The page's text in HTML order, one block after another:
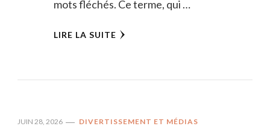
mots fléchés. Ce terme, qui …
LIRE LA SUITE
JUIN 28, 2026 DIVERTISSEMENT ET MÉDIAS